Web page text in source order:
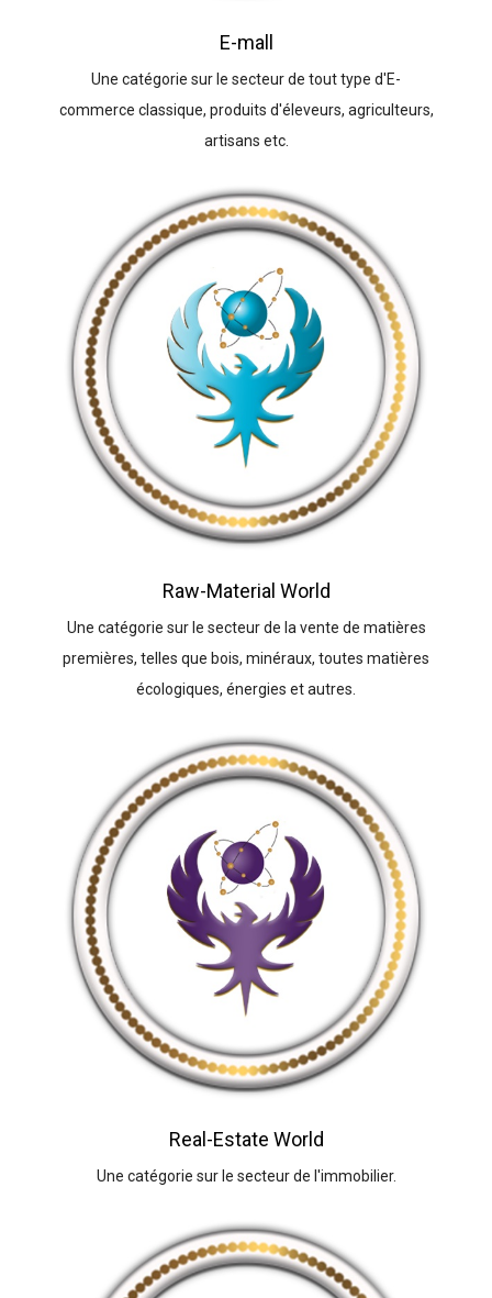
E-mall
Une catégorie sur le secteur de tout type d'E-
commerce classique, produits d'éleveurs, agriculteurs,
artisans etc.
Raw-Material World
Une catégorie sur le secteur de la vente de matières
premières, telles que bois, minéraux, toutes matières
écologiques, énergies et autres.
Real-Estate World
Une catégorie sur le secteur de l'immobilier.